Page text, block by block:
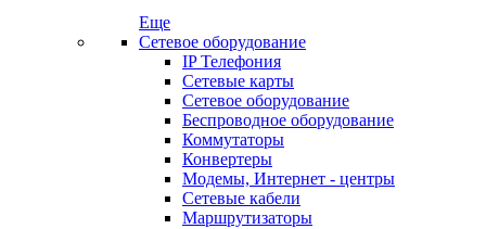
Еще
Сетевое оборудование
IP Телефония
Сетевые карты
Сетевое оборудование
Беспроводное оборудование
Коммутаторы
Конвертеры
Модемы, Интернет - центры
Сетевые кабели
Маршрутизаторы